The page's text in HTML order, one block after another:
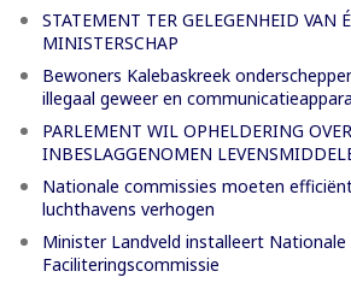
STATEMENT TER GELEGENHEID VAN
MINISTERSCHAP
Bewoners Kalebaskreek
illegaal geweer en
PARLEMENT WIL OPHELDERING
INBESLAGGENOMEN
Nationale commissies moeten
luchthavens verhogen
Minister Landveld installeert
Faciliteringscommissie